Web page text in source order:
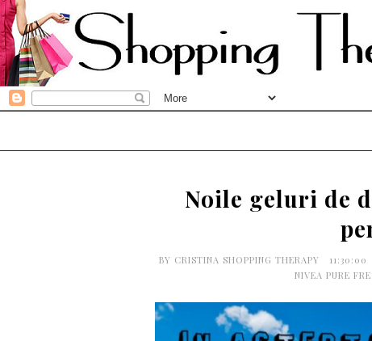
Noile geluri de
BY CRISTINA SHOPPING THERAPY 11:30:00
NIVEA PURE